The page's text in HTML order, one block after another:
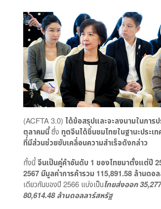
(ACFTA 3.0) ได้ข้อสรุปและจะลงนามในการ
ตุลาคมนี้ซึ่ง ทูตจีนได้ชื่นชมไทยในฐานะประเ
ที่มีส่วนช่วยขับเคลื่อนความสำเร็จดังกล่าว
ทั้งนี้จีนเป็นคู่ค้าอันดับ 1 ของไทยมาตั้งแต่ปี
2567 มีมูลค่าการค้ารวม 115,891.58 ล้านดอ
เดียวกันของปี 2566 แบ่งเป็นไทยส่งออก 35
80,614.48 ล้านดอลลาร์สหรัฐ